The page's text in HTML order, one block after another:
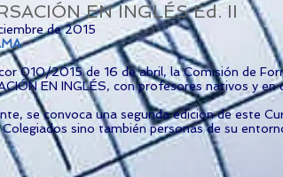
EN INGLÉS Ed. II
de 2015
010/2015 de 16 de abril, la Comisión de
EN INGLÉS, con profesores nativos y
se convoca una segunda edición de este
Colegiados sino también personas de su